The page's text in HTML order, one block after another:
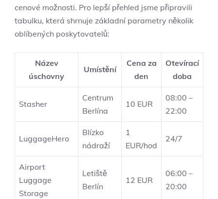
cenové možnosti. Pro lepší přehled jsme připravili
tabulku, která shrnuje základní parametry několik
oblíbených poskytovatelů:
Název
úschovny
Umístění
Cena za
den
Otevírací
doba
Stasher
Centrum
Berlína
10 EUR
08:00 –
22:00
LuggageHero
Blízko
nádraží
1
EUR/hod
24/7
Airport
Luggage
Storage
Letiště
Berlín
12 EUR
06:00 –
20:00